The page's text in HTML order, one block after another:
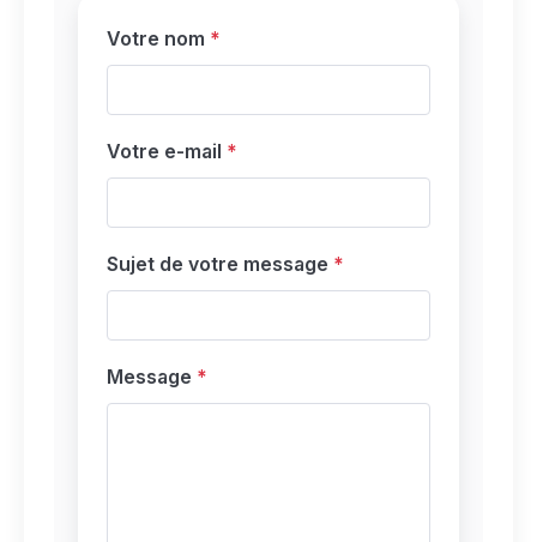
Votre nom
Votre e-mail
Sujet de votre message
Message